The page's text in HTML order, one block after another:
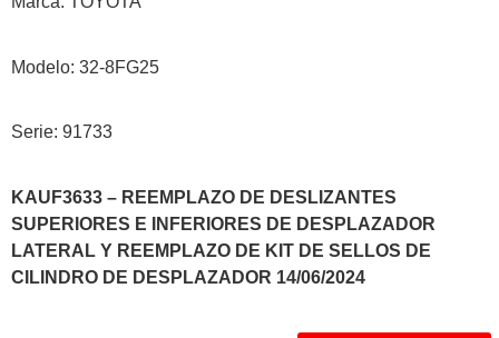
Modelo: 32-8FG25
Serie: 91733
KAUF3633 – REEMPLAZO DE DESLIZANTES
SUPERIORES E INFERIORES DE DESPLAZADOR
LATERAL Y REEMPLAZO DE KIT DE SELLOS DE
CILINDRO DE DESPLAZADOR 14/06/2024